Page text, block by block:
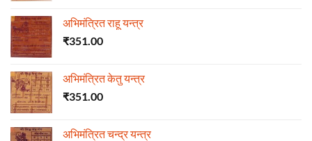
अभिमंत्रित राहू यन्त्र
₹351.00
अभिमंत्रित केतु यन्त्र
₹351.00
अभिमंत्रित चन्द्र यन्त्र